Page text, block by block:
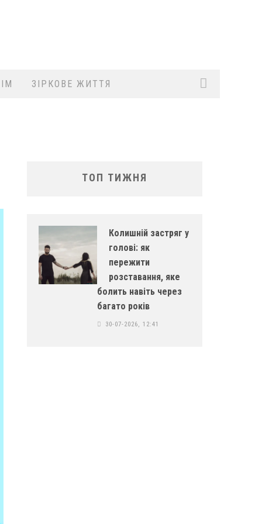
ЗІРКОВЕ ЖИТТЯ
ТОП ТИЖНЯ
Колишній застряг у
голові: як
пережити
розставання, яке
болить навіть через
багато років
30-07-2026, 12:41